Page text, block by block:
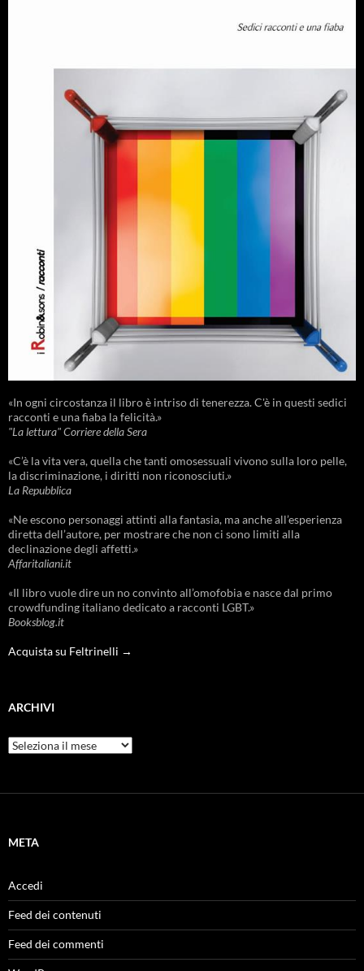
«In ogni circostanza il libro è intriso di tenerezza. C'è in questi sedici
racconti e una fiaba la felicità.»
"La lettura" Corriere della Sera
«C’è la vita vera, quella che tanti omosessuali vivono sulla loro pelle,
la discriminazione, i diritti non riconosciuti.»
La Repubblica
«Ne escono personaggi attinti alla fantasia, ma anche all’esperienza
diretta dell’autore, per mostrare che non ci sono limiti alla
declinazione degli affetti.»
Affaritaliani.it
«Il libro vuole dire un no convinto all’omofobia e nasce dal primo
crowdfunding italiano dedicato a racconti LGBT.»
Booksblog.it
Acquista su Feltrinelli →
ARCHIVI
Archivi
META
Accedi
Feed dei contenuti
Feed dei commenti